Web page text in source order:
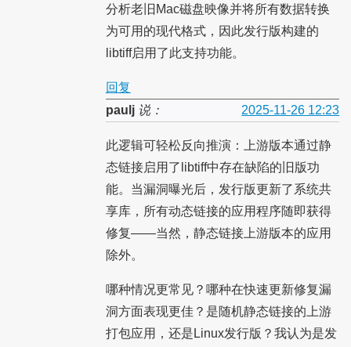
分析老旧Mac磁盘映像并将所有数据转换
为可用的现代格式，因此发行版构建的
libtiff启用了此支持功能。
回复
paulj说： 2025-11-26 12:23
此逻辑可轻松反向推演：上游版本通过静
态链接启用了libtiff中存在缺陷的旧版功
能。当漏洞曝光后，发行版更新了系统共
享库，所有动态链接的应用程序随即获得
修复——当然，静态链接上游版本的应用
除外。
哪种情况更常见？哪种在快速更新修复漏
洞方面表现更佳？是随机静态链接的上游
打包应用，还是Linux发行版？我认为是发